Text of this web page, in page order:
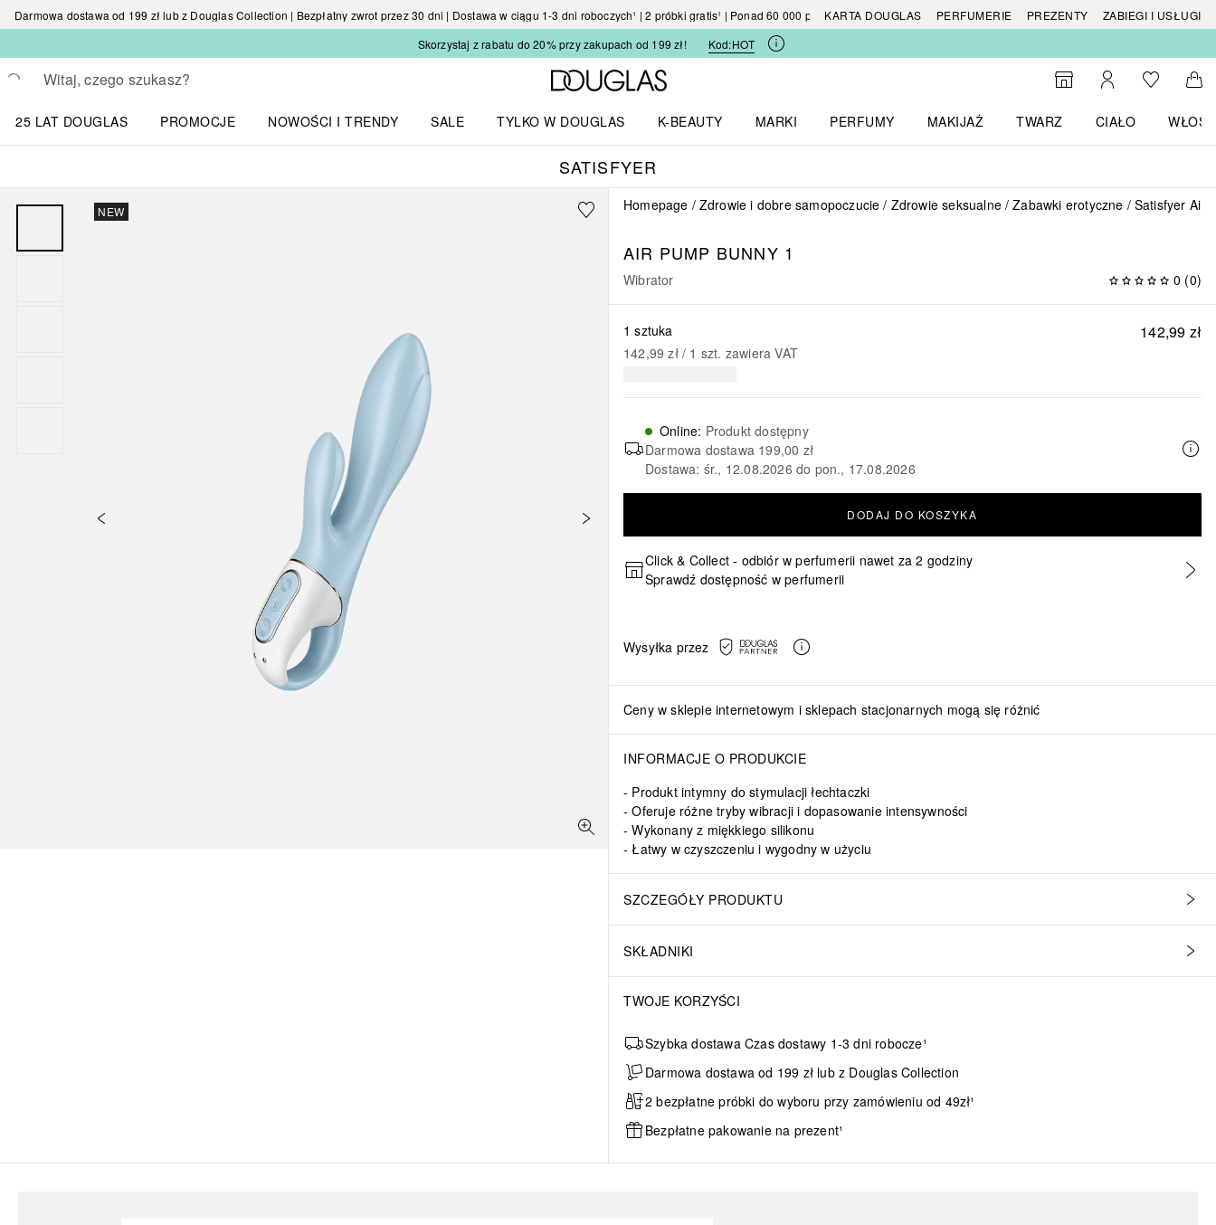
Darmowa dostawa od 199 zł lub z Douglas Collection | Bezpłatny zwrot przez 30 dni | Dostawa w ciągu 1-3 dni roboczych¹ | 2 próbki gratis¹ | Ponad 60 000 produktówKARTA DOUGLAS PERFUMERIE PREZENTY
ZABIEGI I USŁUGI
Skorzystaj z rabatu do 20% przy zakupach od 199 zł!
Kod:HOT
Wracać
Wykonaj wyszukiwanie
Strona główna Douglas
Do wyszukiwarki
Moje kontoDo listyDo
25 LAT DOUGLAS
PROMOCJE
NOWOŚCI I TRENDY
SALE
TYLKO W DOUGLAS
K-BEAUTY
MARKI
PERFUMY
MAKIJAŻ
TWARZ
CIAŁO
WŁOSY
SATISFYER
NEW Homepage Zdrowie i dobre samopoczucie Zdrowie seksualne Zabawki erotyczne Satisfyer Air
AIR PUMP BUNNY 1
Wibrator 0 (0)
142,99 zł
1 sztuka
142,99 zł / 1 szt. zawiera VAT
Online: Produkt dostępny
Darmowa dostawa 199,00 zł
Dostawa: śr., 12.08.2026 do pon., 17.08.2026
DODAJ DO KOSZYKA
Click & Collect - odbiór w perfumerii nawet za 2 godziny
Sprawdź dostępność w perfumerii
Wysyłka przez
Ceny w sklepie internetowym i sklepach stacjonarnych mogą się różnić
INFORMACJE O PRODUKCIE
Produkt intymny do stymulacji łechtaczki
Oferuje różne tryby wibracji i dopasowanie intensywności
Wykonany z miękkiego silikonu
Łatwy w czyszczeniu i wygodny w użyciu
SZCZEGÓŁY PRODUKTU
SKŁADNIKI
TWOJE KORZYŚCI
Szybka dostawa Czas dostawy 1-3 dni robocze¹
Darmowa dostawa od 199 zł lub z Douglas Collection
2 bezpłatne próbki do wyboru przy zamówieniu od 49zł¹
Bezpłatne pakowanie na prezent¹